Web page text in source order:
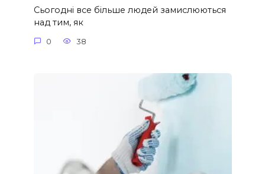
Сьогодні все більше людей замислюються
над тим, як
0 38